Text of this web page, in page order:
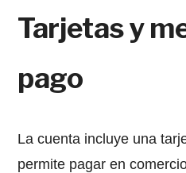
Tarjetas y
pago
La cuenta incluye una
permite pagar en